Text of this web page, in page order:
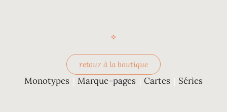
retour à la boutique
Monotypes Marque-pages Cartes Séries